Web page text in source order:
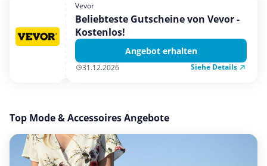
Vevor
Beliebteste Gutscheine von Vevor -
Kostenlos!
Angebot erhalten
31.12.2026 Siehe Details
Top Mode & Accessoires Angebote